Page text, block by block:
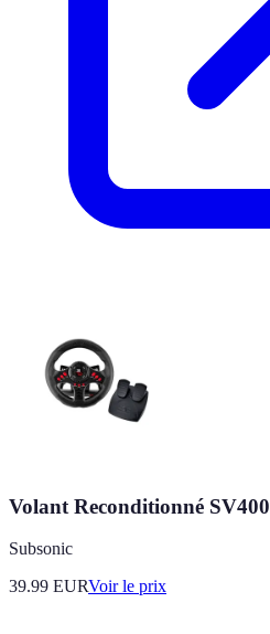
Volant Reconditionné SV400
Subsonic
39.99 EURVoir le prix